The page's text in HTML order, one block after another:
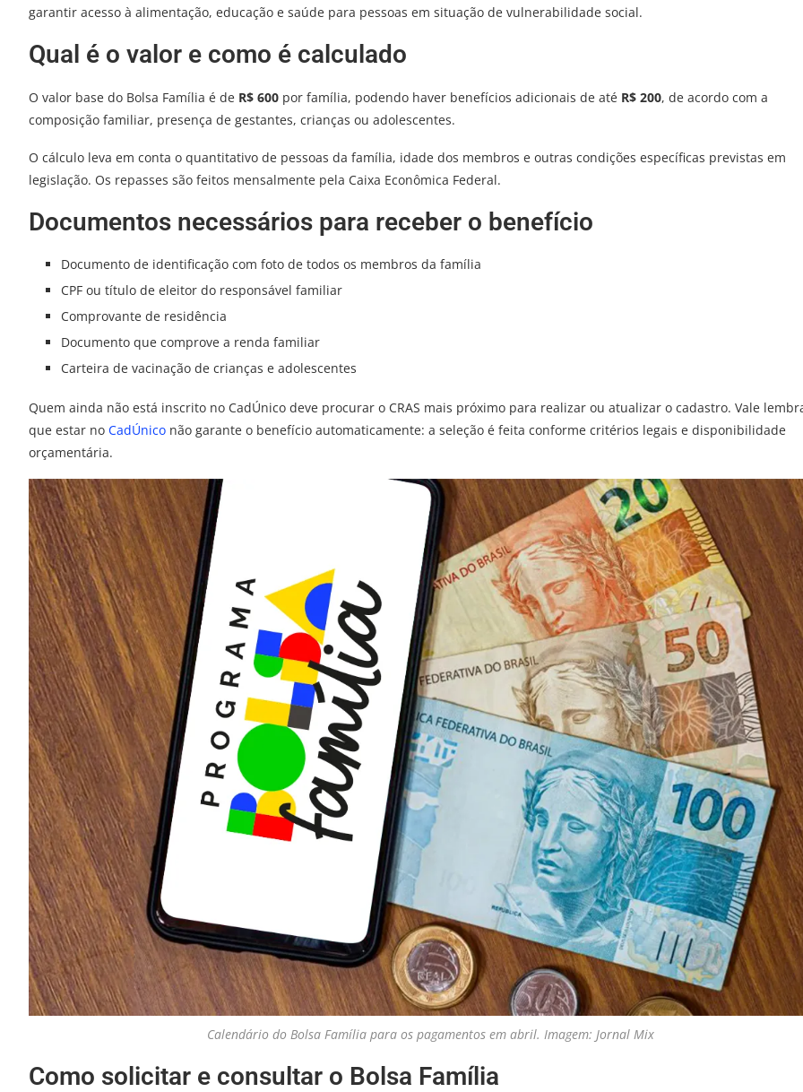
garantir acesso à alimentação, educação e saúde para pessoas em situação de vulnerabilidade social.
Qual é o valor e como é calculado
O valor base do Bolsa Família é de R$ 600 por família, podendo haver benefícios adicionais de até R$ 200, de acordo com a
composição familiar, presença de gestantes, crianças ou adolescentes.
O cálculo leva em conta o quantitativo de pessoas da família, idade dos membros e outras condições específicas previstas em
legislação. Os repasses são feitos mensalmente pela Caixa Econômica Federal.
Documentos necessários para receber o benefício
Documento de identificação com foto de todos os membros da família
CPF ou título de eleitor do responsável familiar
Comprovante de residência
Documento que comprove a renda familiar
Carteira de vacinação de crianças e adolescentes
Quem ainda não está inscrito no CadÚnico deve procurar o CRAS mais próximo para realizar ou atualizar o cadastro. Vale
que estar no CadÚnico não garante o benefício automaticamente: a seleção é feita conforme critérios legais e disponibilidade
orçamentária.
Calendário do Bolsa Família para os pagamentos em abril. Imagem: Jornal Mix
Como solicitar e consultar o Bolsa Família